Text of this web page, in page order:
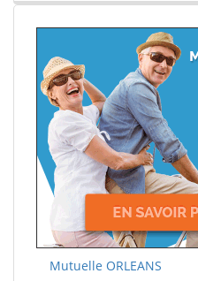
Mutuelle ORLEANS